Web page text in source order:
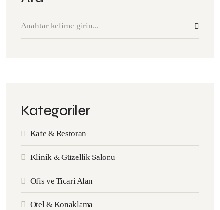
Kategoriler
Kafe & Restoran
Klinik & Güzellik Salonu
Ofis ve Ticari Alan
Otel & Konaklama